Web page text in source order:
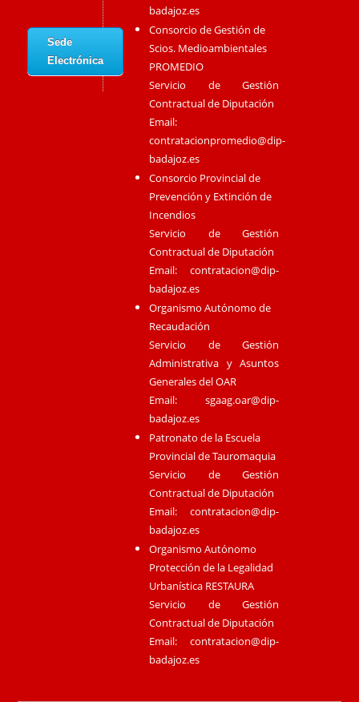
Sede
Electrónica
badajoz.es
Consorcio de Gestión de
Scios. Medioambientales
PROMEDIO
Servicio de Gestión
Contractual de Diputación
Email:
contratacionpromedio@dip-
badajoz.es
Consorcio Provincial de
Prevención y Extinción de
Incendios
Servicio de Gestión
Contractual de Diputación
Email:contratacion@dip-
badajoz.es
Organismo Autónomo de
Recaudación
Servicio de Gestión
Administrativa y Asuntos
Generales del OAR
Email:sgaag.oar@dip-
badajoz.es
Patronato de la Escuela
Provincial de Tauromaquia
Servicio de Gestión
Contractual de Diputación
Email:contratacion@dip-
badajoz.es
Organismo Autónomo
Protección de la Legalidad
Urbanística RESTAURA
Servicio de Gestión
Contractual de Diputación
Email:contratacion@dip-
badajoz.es